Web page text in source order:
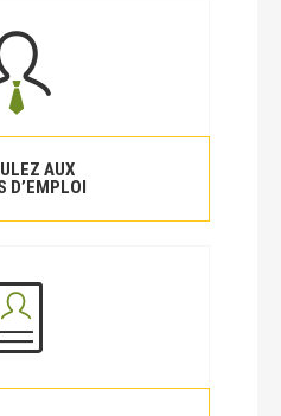
AUX
D’EMPLOI